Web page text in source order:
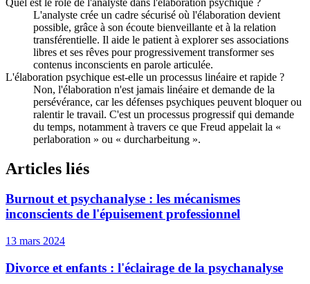
L'analyste crée un cadre sécurisé où l'élaboration devient
possible, grâce à son écoute bienveillante et à la relation
transférentielle. Il aide le patient à explorer ses associations
libres et ses rêves pour progressivement transformer ses
contenus inconscients en parole articulée.
L'élaboration psychique est-elle un processus linéaire et rapide ?
Non, l'élaboration n'est jamais linéaire et demande de la
persévérance, car les défenses psychiques peuvent bloquer ou
ralentir le travail. C'est un processus progressif qui demande
du temps, notamment à travers ce que Freud appelait la «
perlaboration » ou « durcharbeitung ».
Articles liés
Burnout et psychanalyse : les mécanismes
inconscients de l'épuisement professionnel
13 mars 2024
Divorce et enfants : l'éclairage de la psychanalyse